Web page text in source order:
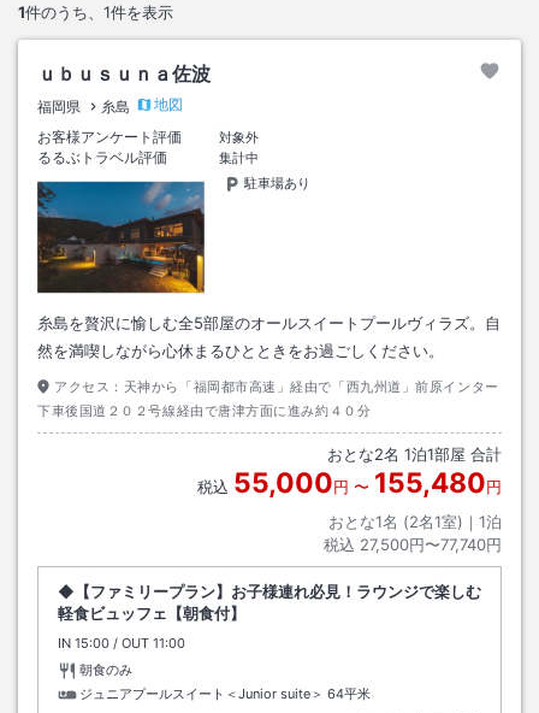
1件のうち、 1件を表示
ｕｂｕｓｕｎａ佐波
福岡県 糸島
地図
お客様アンケート評価
対象外
るるぶトラベル評価
集計中
駐車場あり
糸島を贅沢に愉しむ全5部屋のオールスイートプールヴィラズ。自
然を満喫しながら心休まるひとときをお過ごしください。
アクセス： 天神から「福岡都市高速」経由で「西九州道」前原インター
下車後国道２０２号線経由で唐津方面に進み約４０分
おとな2名 1泊1部屋 合計
税込 55,000円 〜 155,480円
おとな1名 (2名1室)｜ 1泊
税込 27,500円〜77,740円
◆【ファミリープラン】お子様連れ必見！ラウンジで楽しむ
軽食ビュッフェ【朝食付】
IN チェックイン
15:00 / OUT チェックアウト
11:00
朝食のみ
ジュニアプールスイート＜Junior suite＞ 64平米